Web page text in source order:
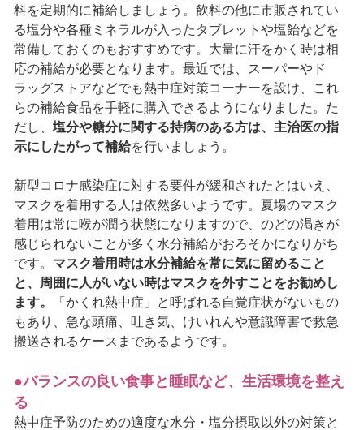
料を定期的に補給しましょう。飲料の他に市販されてい
る塩分や各種ミネラルが入ったタブレットや塩飴などを
常備しておくのもおすすめです。大量に汗をかく時は相
応の補給が必要となります。最近では、スーパーやド
ラッグストアなどでも熱中症対策コーナーを設け、これ
らの補給食品を手軽に購入できるようになりました。た
だし、 塩分や糖分に関する持病のある方は、主治医の指
示にしたがって補給を行いましょう。
新型コロナ感染症に対する要件が緩和されたとはいえ、
マスクを着用する人は依然多いようです。夏場のマスク
着用は常に喉が潤う状態になりますので、のどの渇きが
感じられないことが多く水分補給がおろそかになりがち
です。 マスク着用時は水分補給を常に気に留めること
と、周囲に人がいない時はマスクを外すことをお勧めし
ます。
「かくれ熱中症」と呼ばれる自覚症状がないもの
もあり、急な頭痛、吐き気、けいれんや意識障害で救急
搬送されるケースまであるようです。
●バランスの良い食事と睡眠など、生活環境を整え
る
熱中症予防のための適度な水分・塩分摂取以外の対策と